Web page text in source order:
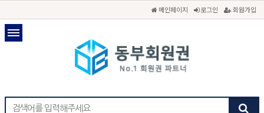
메인페이지 로그인 회원가입